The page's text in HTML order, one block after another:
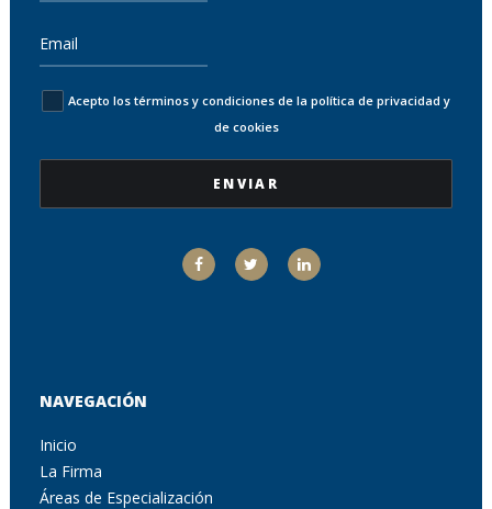
Acepto los términos y condiciones de la política de privacidad y
de cookies
NAVEGACIÓN
Inicio
La Firma
Áreas de Especialización